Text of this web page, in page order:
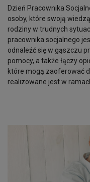
Dzień Pracownika
osoby, które swoją
rodziny w trudnych
pracownika socjalnego
odnaleźć się w gąszczu
pomocy, a także łączy
które mogą zaoferować
realizowane jest w